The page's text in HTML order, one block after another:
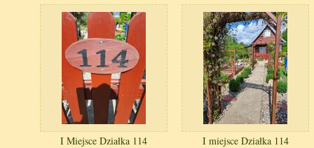
I Miejsce Działka 114 I miejsce Działka 114